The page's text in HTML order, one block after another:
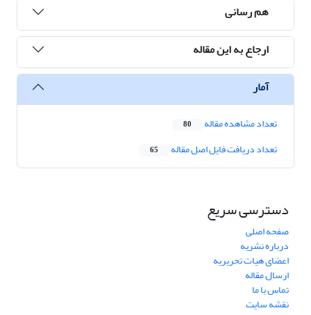
هم رسانی
ارجاع به این مقاله
آمار
تعداد مشاهده مقاله 80
تعداد دریافت فایل اصل مقاله 65
دسترسی سریع
صفحه اصلی
درباره نشریه
اعضای هیات تحریریه
ارسال مقاله
تماس با ما
نقشه سایت